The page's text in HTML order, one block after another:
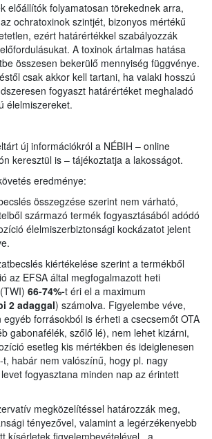
előállítók folyamatosan törekednek arra,
ochratoxinok szintjét, bizonyos mértékű
ezért határértékkel szabályozzák
A toxinok ártalmas hatása
összesen bekerülő mennyiség függvénye.
csak akkor kell tartani, ha valaki hosszú
fogyaszt határértéket meghaladó
élelmiszereket.
új információkról a NÉBIH – online
keresztül is – tájékoztatja a lakosságot.
eredménye:
összegzése szerint nem várható,
származó termék fogyasztásából adódó
élelmiszerbiztonsági kockázatot jelent
kiértékelése szerint a termékből
az EFSA által megfogalmazott heti
66-74%-t éri el a maximum
2 adaggal) számolva. Figyelembe véve,
egyéb forrásokból is érheti a csecsemőt OTA
gabonafélék, szőlő lé), nem lehet kizárni,
esetleg kis mértékben és ideiglenesen
habár nem valószínű, hogy pl. nagy
fogyasztana minden nap az érintett
megközelítéssel határozzák meg,
tényezővel, valamint a legérzékenyebb